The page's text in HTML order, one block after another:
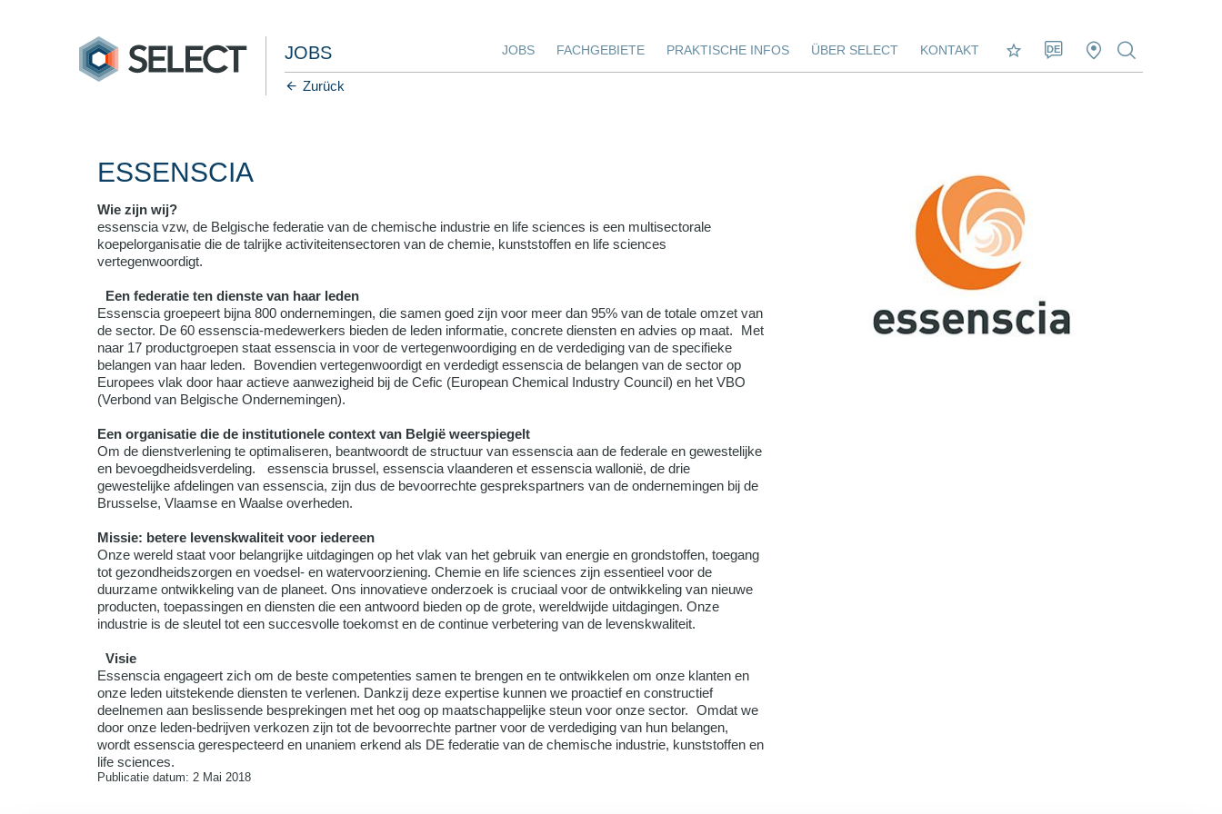
JOBS JOBS FACHGEBIETE PRAKTISCHE INFOS ÜBER SELECT KONTAKT DE
Zurück
ESSENSCIA
Wie zijn wij?
essenscia vzw, de Belgische federatie van de chemische industrie en life sciences is een multisectorale
koepelorganisatie die de talrijke activiteitensectoren van de chemie, kunststoffen en life sciences
vertegenwoordigt.
Een federatie ten dienste van haar leden
Essenscia groepeert bijna 800 ondernemingen, die samen goed zijn voor meer dan 95% van de totale omzet van
de sector. De 60 essenscia-medewerkers bieden de leden informatie, concrete diensten en advies op maat. Met
naar 17 productgroepen staat essenscia in voor de vertegenwoordiging en de verdediging van de specifieke
belangen van haar leden. Bovendien vertegenwoordigt en verdedigt essenscia de belangen van de sector op
Europees vlak door haar actieve aanwezigheid bij de Cefic (European Chemical Industry Council) en het VBO
(Verbond van Belgische Ondernemingen).
Een organisatie die de institutionele context van België weerspiegelt
Om de dienstverlening te optimaliseren, beantwoordt de structuur van essenscia aan de federale en gewestelijke
en bevoegdheidsverdeling. essenscia brussel, essenscia vlaanderen et essenscia wallonië, de drie
gewestelijke afdelingen van essenscia, zijn dus de bevoorrechte gesprekspartners van de ondernemingen bij de
Brusselse, Vlaamse en Waalse overheden.
Missie: betere levenskwaliteit voor iedereen
Onze wereld staat voor belangrijke uitdagingen op het vlak van het gebruik van energie en grondstoffen, toegang
tot gezondheidszorgen en voedsel- en watervoorziening. Chemie en life sciences zijn essentieel voor de
duurzame ontwikkeling van de planeet. Ons innovatieve onderzoek is cruciaal voor de ontwikkeling van nieuwe
producten, toepassingen en diensten die een antwoord bieden op de grote, wereldwijde uitdagingen. Onze
industrie is de sleutel tot een succesvolle toekomst en de continue verbetering van de levenskwaliteit.
Visie
Essenscia engageert zich om de beste competenties samen te brengen en te ontwikkelen om onze klanten en
onze leden uitstekende diensten te verlenen. Dankzij deze expertise kunnen we proactief en constructief
deelnemen aan beslissende besprekingen met het oog op maatschappelijke steun voor onze sector. Omdat we
door onze leden-bedrijven verkozen zijn tot de bevoorrechte partner voor de verdediging van hun belangen,
wordt essenscia gerespecteerd en unaniem erkend als DE federatie van de chemische industrie, kunststoffen en
life sciences.
Publicatie datum: 2 Mai 2018